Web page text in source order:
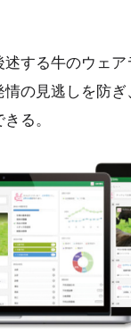
する牛のウェア
情の見逃しを防
る。